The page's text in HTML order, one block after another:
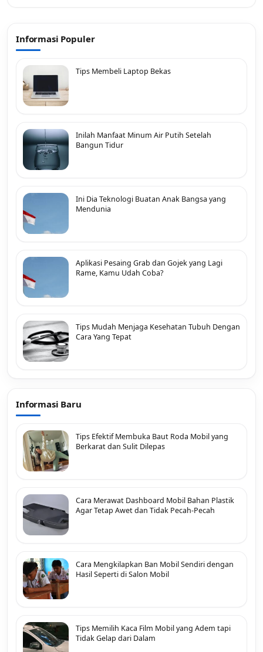
Informasi Populer
Tips Membeli Laptop Bekas
Inilah Manfaat Minum Air Putih Setelah
Bangun Tidur
Ini Dia Teknologi Buatan Anak Bangsa yang
Mendunia
Aplikasi Pesaing Grab dan Gojek yang Lagi
Rame, Kamu Udah Coba?
Tips Mudah Menjaga Kesehatan Tubuh Dengan
Cara Yang Tepat
Informasi Baru
Tips Efektif Membuka Baut Roda Mobil yang
Berkarat dan Sulit Dilepas
Cara Merawat Dashboard Mobil Bahan Plastik
Agar Tetap Awet dan Tidak Pecah-Pecah
Cara Mengkilapkan Ban Mobil Sendiri dengan
Hasil Seperti di Salon Mobil
Tips Memilih Kaca Film Mobil yang Adem tapi
Tidak Gelap dari Dalam